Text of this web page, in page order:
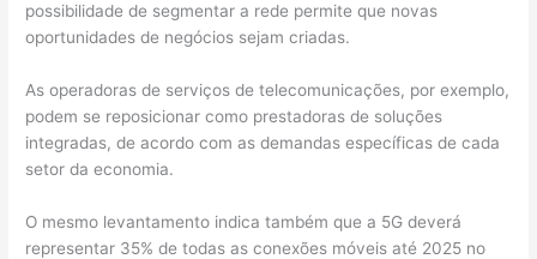
possibilidade de segmentar a rede permite que novas
oportunidades de negócios sejam criadas.
As operadoras de serviços de telecomunicações, por exemplo,
podem se reposicionar como prestadoras de soluções
integradas, de acordo com as demandas específicas de cada
setor da economia.
O mesmo levantamento indica também que a 5G deverá
representar 35% de todas as conexões móveis até 2025 no